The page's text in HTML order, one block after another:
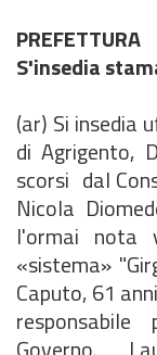
PREFETTURA
S'insedia
(ar) Si insedia
di Agrigento,
scorsi dal
Nicola
l'ormai nota
«sistema»
Caputo, 61